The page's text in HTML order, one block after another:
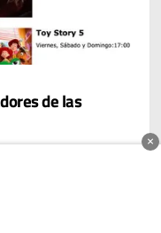
de las
×